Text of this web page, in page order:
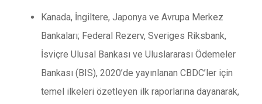
Kanada, İngiltere, Japonya ve Avrupa Merkez
Bankaları; Federal Rezerv, Sveriges Riksbank,
İsviçre Ulusal Bankası ve Uluslararası Ödemeler
Bankası (BIS), 2020’de yayınlanan CBDC’ler için
temel ilkeleri özetleyen ilk raporlarına dayanarak,